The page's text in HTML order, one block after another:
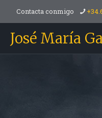
Contacta conmigo
José María